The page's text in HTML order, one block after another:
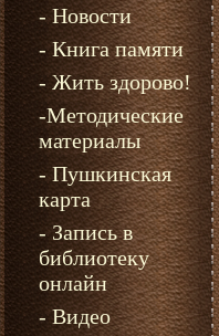
- Новости
- Книга памяти
- Жить здорово!
-Методические
материалы
- Пушкинская
карта
- Запись в
библиотеку
онлайн
- Видео